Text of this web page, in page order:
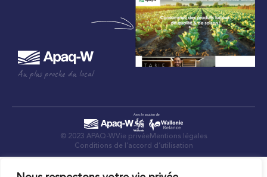
Au plus proche du local
© 2023 APAQ-WVie privée Mentions légales
Conditions de l’accord d’utilisation